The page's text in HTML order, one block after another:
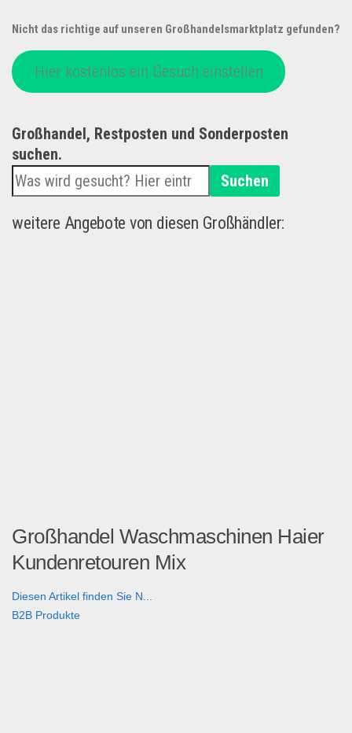
Nicht das richtige auf unseren Großhandelsmarktplatz gefunden?
Hier kostenlos ein Gesuch einstellen
Großhandel, Restposten und Sonderposten
suchen.
Suchen
weitere Angebote von diesen Großhändler:
Großhandel Waschmaschinen Haier
Kundenretouren Mix
Diesen Artikel finden Sie N...
B2B Produkte